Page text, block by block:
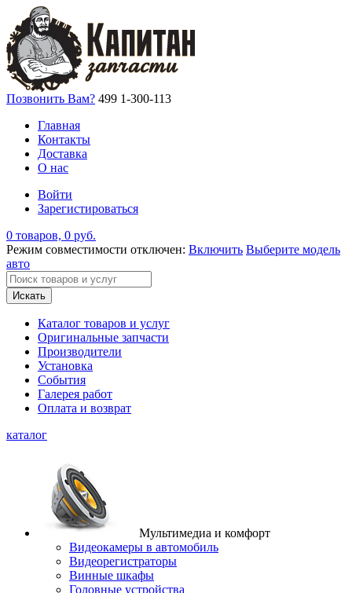
Позвонить Вам? 499 1-300-113
Главная
Контакты
Доставка
О нас
Войти
Зарегистироваться
0 товаров, 0 руб.
Режим совместимости отключен: Включить Выберите модель
авто
Искать
Каталог товаров и услуг
Оригинальные запчасти
Производители
Установка
События
Галерея работ
Оплата и возврат
каталог
Мультимедиа и комфорт
Видеокамеры в автомобиль
Видеорегистраторы
Винные шкафы
Головные устройства